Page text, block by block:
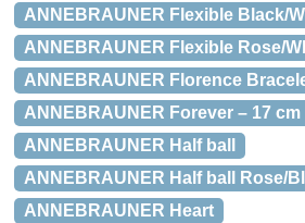
ANNEBRAUNER Flexible Black/
ANNEBRAUNER Flexible Rose/
ANNEBRAUNER Florence
ANNEBRAUNER Forever – 17 cm
ANNEBRAUNER Half ball
ANNEBRAUNER Half ball Rose/
ANNEBRAUNER Heart